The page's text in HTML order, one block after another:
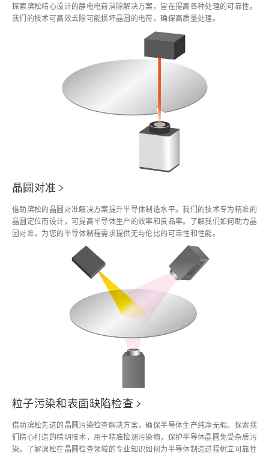
探索滨松精心设计的静电电荷消除解决方案，旨在提高各种处理的可靠性。
我们的技术可高效去除可能损坏晶圆的电荷，确保高质量处理。
晶圆对准
借助滨松的晶圆对准解决方案提升半导体制造水平。我们的技术专为精准的
晶圆定位而设计，可提高半导体生产的效率和良品率。了解我们如何助力晶
圆对准，为您的半导体制程需求提供无与伦比的可靠性和性能。
粒子污染和表面缺陷检查
借助滨松先进的晶圆污染检查解决方案，确保半导体生产纯净无瑕。探索我
们精心打造的精明技术，用于精准检测污染物，保护半导体晶圆免受杂质污
染。了解滨松在晶圆检查领域的专业知识如何为半导体制造过程树立可靠性